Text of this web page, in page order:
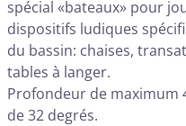
spécial «bateaux» pour
dispositifs ludiques
du bassin: chaises,
tables à langer.
Profondeur de maximum
de 32 degrés.